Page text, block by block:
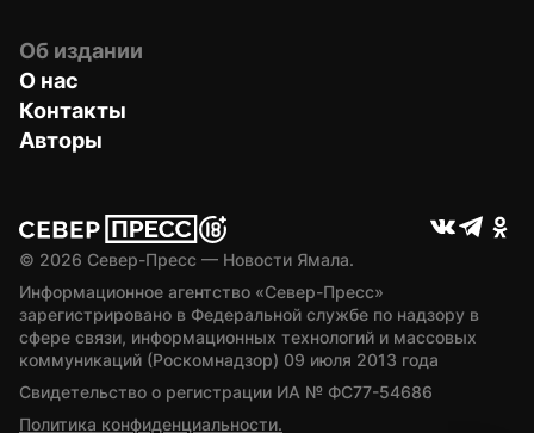
Об издании
О нас
Контакты
Авторы
© 2026 Север-Пресс — Новости Ямала.
Информационное агентство «Север-Пресс»
зарегистрировано в Федеральной службе по надзору в
сфере связи, информационных технологий и массовых
коммуникаций (Роскомнадзор) 09 июля 2013 года
Свидетельство о регистрации ИА № ФС77-54686
Политика конфиденциальности.